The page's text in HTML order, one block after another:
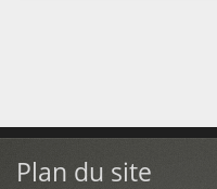
Plan du site